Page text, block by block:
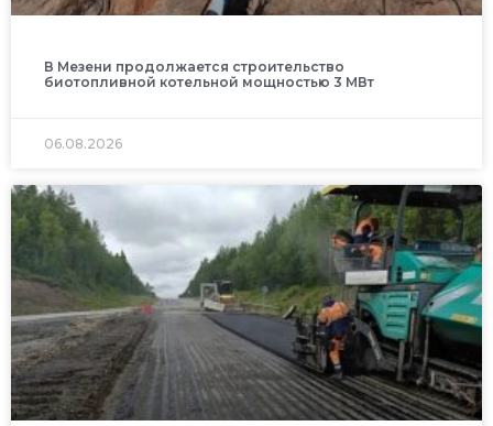
В Мезени продолжается строительство
биотопливной котельной мощностью 3 МВт
06.08.2026